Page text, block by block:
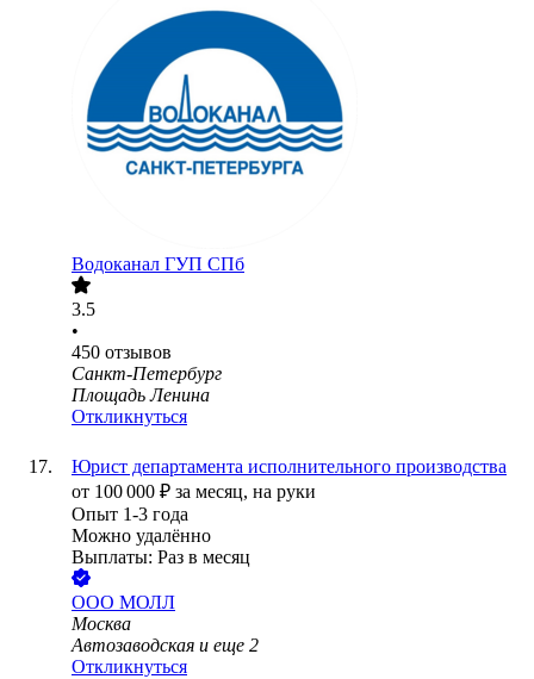
Водоканал ГУП СПб
3.5
•
450 отзывов
Санкт-Петербург
Площадь Ленина
Откликнуться
Юрист департамента исполнительного производства
от 100 000 ₽ за месяц, на руки
Опыт 1-3 года
Можно удалённо
Выплаты: Раз в месяц
ООО МОЛЛ
Москва
Автозаводская и еще 2
Откликнуться